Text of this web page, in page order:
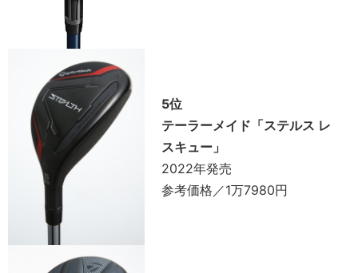
5位
テーラーメイド「ステルス レ
スキュー」
2022年発売
参考価格／1万7980円